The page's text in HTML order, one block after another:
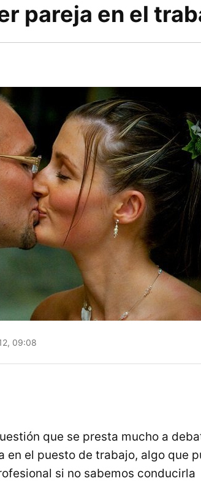
pareja en el
09:08
que se presta mucho a
en el puesto de trabajo, algo que
si no sabemos conducirla